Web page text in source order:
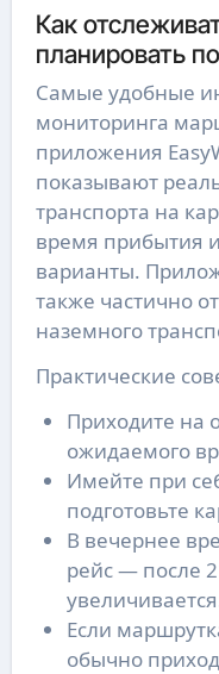
Как
планировать
Самые удобные
мониторинга
приложения
показывают
транспорта на
время прибытия
варианты.
также частично
наземного
Практические
Приходите на
ожидаемого
Имейте при
подготовьте
В вечернее
рейс — после
Если
обычно